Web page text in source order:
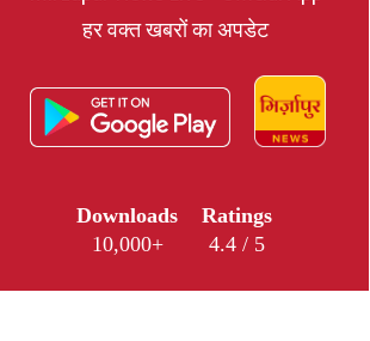
हर वक्त खबरों का अपडेट
Downloads
10,000+
Ratings
4.4 / 5